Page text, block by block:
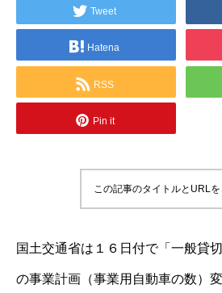
Tweet
Hatena
RSS
Pin it
この記事のタイトルとURL
国土交通省は１６日付で「一般貸
の事業計画（事業用自動車の数）